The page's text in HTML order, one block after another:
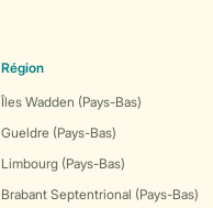
Région
Îles Wadden (Pays-Bas)
Gueldre (Pays-Bas)
Limbourg (Pays-Bas)
Brabant Septentrional (Pays-Bas)